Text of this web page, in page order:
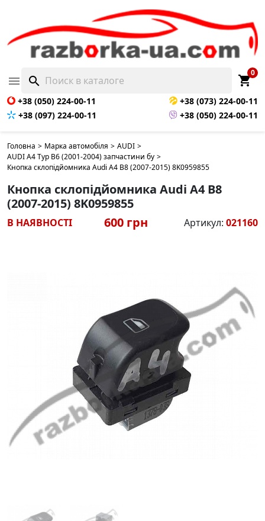
 search shopping_cart
0
+38 (050) 224-00-11
+38 (073) 224-00-11
+38 (097) 224-00-11
+38 (050) 224-00-11
Головна > Марка автомобіля > AUDI >
AUDI A4 Typ B6 (2001-2004) запчастини бу >
Кнопка склопідйомника Audi A4 B8 (2007-2015) 8K0959855
Кнопка склопідйомника Audi A4 B8
(2007-2015) 8K0959855
В НАЯВНОСТІ 600 грн Артикул: 021160